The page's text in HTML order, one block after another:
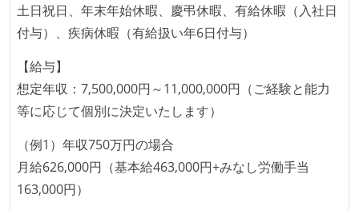
プロジェクト管理
asana
情報共有ツール
qiita-team
その他
appium
scikit-learn keras
tensorflow
firebase
となって行う
全体のスケジュール管理は、途中の成果を随時確認し
で行う
プロダクトの開発言語やフレームワークなど主要な構
成技術は、基本的に最新版より1年以上ビハインドし
ていない
コード品質向上のための取り組み
土日祝日、年末年始休暇、慶弔休暇、有給休暇（入社日
付与）、疾病休暇（有給扱い年6日付与）
【給与】
想定年収：7,500,000円～11,000,000円（ご経験と能力
等に応じて個別に決定いたします）
（例1）年収750万円の場合
月給626,000円（基本給463,000円+みなし労働手当
163,000円）